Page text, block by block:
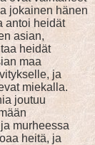
jokainen hänen
antoi heidät
asian,
heidät
maa
ja
miekalla.
joutuu
murheessa
heitä, ja